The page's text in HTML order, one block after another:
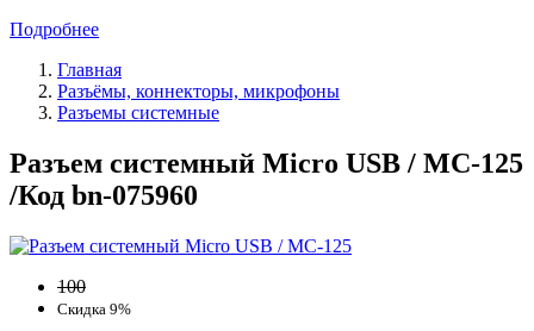
Подробнее
Главная
Разъёмы, коннекторы, микрофоны
Разъемы системные
Разъем системный Micro USB / MC-125
/Код bn-075960
100
Скидка 9%